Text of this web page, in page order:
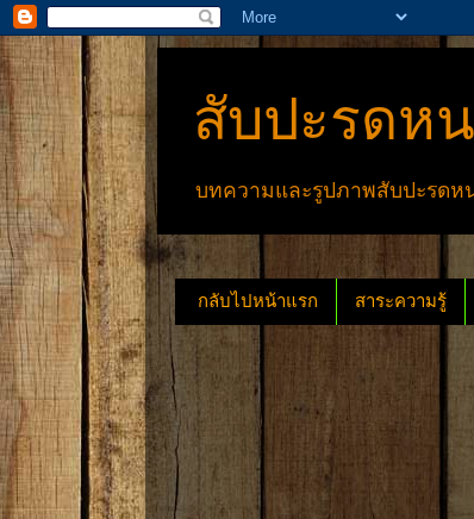
สับปะรดห
บทความและรูปภาพสับปะรดห
กลับไปหน้าแรก สาระความรู้